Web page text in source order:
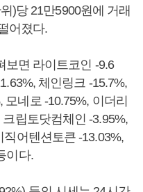
)당 21만5900원에 거래
어졌다.
보면 라이트코인 -9.6
체인링크 -15.7%,
모네로 -10.75%, 이더리
립토닷컴체인 -3.95%,
직어텐션토큰 -13.03%,
이다.